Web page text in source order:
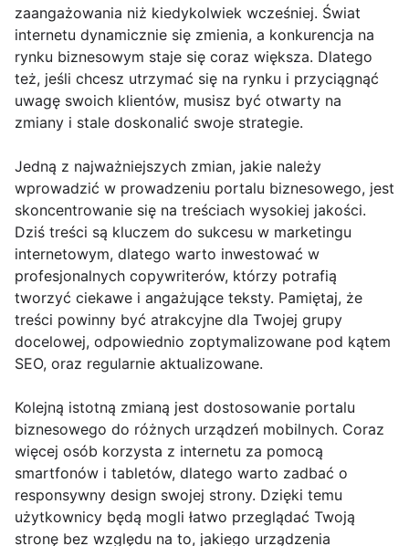
zaangażowania niż kiedykolwiek wcześniej. Świat
internetu dynamicznie się zmienia, a konkurencja na
rynku biznesowym staje się coraz większa. Dlatego
też, jeśli chcesz utrzymać się na rynku i przyciągnąć
uwagę swoich klientów, musisz być otwarty na
zmiany i stale doskonalić swoje strategie.
Jedną z najważniejszych zmian, jakie należy
wprowadzić w prowadzeniu portalu biznesowego, jest
skoncentrowanie się na treściach wysokiej jakości.
Dziś treści są kluczem do sukcesu w marketingu
internetowym, dlatego warto inwestować w
profesjonalnych copywriterów, którzy potrafią
tworzyć ciekawe i angażujące teksty. Pamiętaj, że
treści powinny być atrakcyjne dla Twojej grupy
docelowej, odpowiednio zoptymalizowane pod kątem
SEO, oraz regularnie aktualizowane.
Kolejną istotną zmianą jest dostosowanie portalu
biznesowego do różnych urządzeń mobilnych. Coraz
więcej osób korzysta z internetu za pomocą
smartfonów i tabletów, dlatego warto zadbać o
responsywny design swojej strony. Dzięki temu
użytkownicy będą mogli łatwo przeglądać Twoją
stronę bez względu na to, jakiego urządzenia